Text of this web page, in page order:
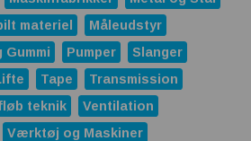
materiel
Måleudstyr
Gummi Pumper
Slanger
Tape
Transmission
teknik
Ventilation
Værktøj og Maskiner